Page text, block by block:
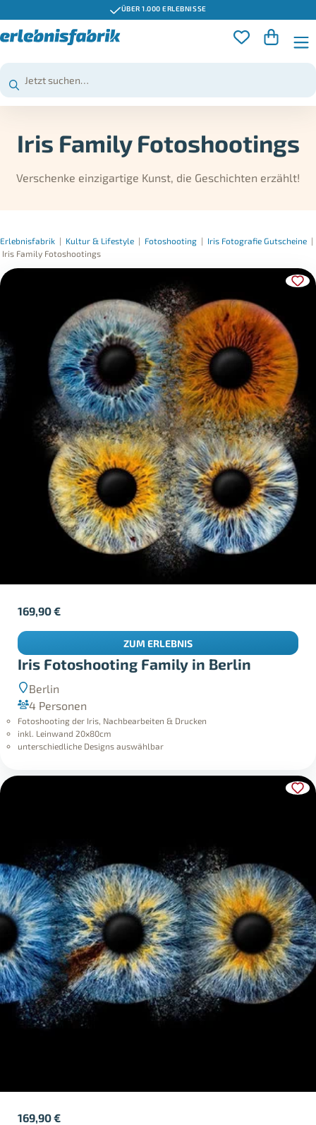
ÜBER 1.000 ERLEBNISSE
Iris Family Fotoshootings
Verschenke einzigartige Kunst, die Geschichten erzählt!
Erlebnisfabrik | Kultur & Lifestyle | Fotoshooting | Iris Fotografie Gutscheine |
Iris Family Fotoshootings
Iris Fotoshooting Family in Berlin
Berlin
4 Personen
Fotoshooting der Iris, Nachbearbeiten & Drucken
inkl. Leinwand 20x80cm
unterschiedliche Designs auswählbar
169,90€
ZUM ERLEBNIS
169,90€